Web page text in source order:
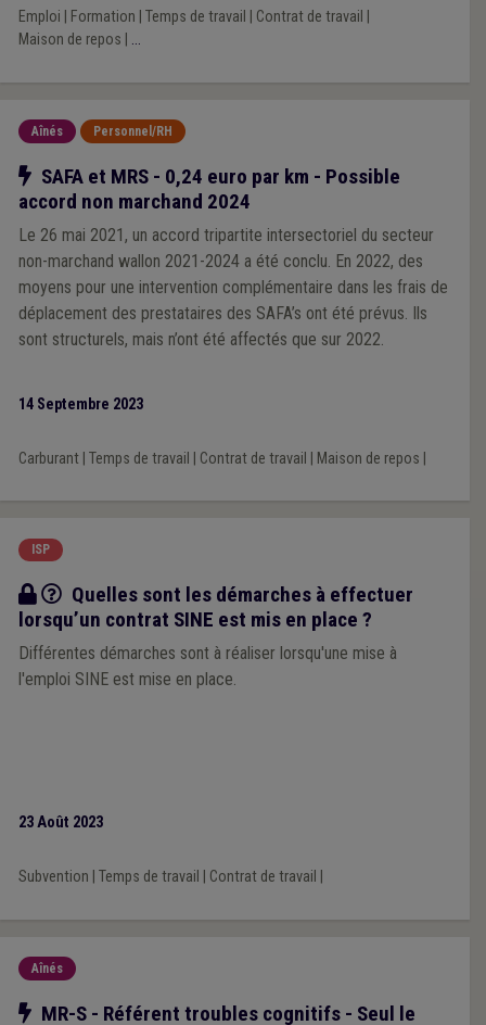
Emploi Formation Temps de travail Contrat de travail
Maison de repos
...
Aînés Personnel/RH
Notre action
SAFA et MRS - 0,24 euro par km - Possible
accord non marchand 2024
Le 26 mai 2021, un accord tripartite intersectoriel du secteur
non-marchand wallon 2021-2024 a été conclu. En 2022, des
moyens pour une intervention complémentaire dans les frais de
déplacement des prestataires des SAFA’s ont été prévus. Ils
sont structurels, mais n’ont été affectés que sur 2022.
14 Septembre 2023
Carburant| Temps de travail Contrat de travail Maison de repos
ISP
Q/R
Quelles sont les démarches à effectuer
lorsqu’un contrat SINE est mis en place ?
Différentes démarches sont à réaliser lorsqu'une mise à
l'emploi SINE est mise en place.
23 Août 2023
Subvention Temps de travail Contrat de travail
Aînés
Notre action
MR-S - Référent troubles cognitifs - Seul le